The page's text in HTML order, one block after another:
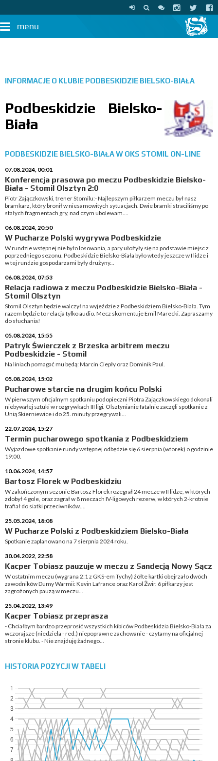
menu
INFORMACJE O KLUBIE PODBESKIDZIE BIELSKO-BIAŁA
Podbeskidzie Bielsko-
Biała
PODBESKIDZIE BIELSKO-BIAŁA W OKS STOMIL ON-LINE
07.08.2024, 00:01
Konferencja prasowa po meczu Podbeskidzie Bielsko-
Biała - Stomil Olsztyn 2:0
Piotr Zajączkowski, trener Stomilu:- Najlepszym piłkarzem meczu był nasz
bramkarz, który bronił w niesamowitych sytuacjach. Dwie bramki straciliśmy po
stałych fragmentach gry, nad czym ubolewam....
06.08.2024, 20:50
W Pucharze Polski wygrywa Podbeskidzie
W rundzie wstępnej nie było losowania, a pary ułożyły się na podstawie miejsc z
poprzedniego sezonu. Podbeskidzie Bielsko-Biała było wtedy jeszcze w I lidze i
w tej rundzie gospodarzami były drużyny...
06.08.2024, 07:53
Relacja radiowa z meczu Podbeskidzie Bielsko-Biała -
Stomil Olsztyn
Stomil Olsztyn będzie walczył na wyjeździe z Podbeskidziem Bielsko-Biała. Tym
razem będzie to relacja tylko audio. Mecz skomentuje Emil Marecki. Zapraszamy
do słuchania!
05.08.2024, 15:55
Patryk Świerczek z Brzeska arbitrem meczu
Podbeskidzie - Stomil
Na liniach pomagać mu będą: Marcin Ciepły oraz Dominik Paul.
05.08.2024, 15:02
Pucharowe starcie na drugim końcu Polski
W pierwszym oficjalnym spotkaniu podopieczni Piotra Zajączkowskiego dokonali
niebywałej sztuki w rozgrywkach III ligi. Olsztynianie fatalnie zaczęli spotkanie z
Unią Skierniewice i do 25. minuty przegrywali...
22.07.2024, 15:27
Termin pucharowego spotkania z Podbeskidziem
Wyjazdowe spotkanie rundy wstępnej odbędzie się 6 sierpnia (wtorek) o godzinie
19:00.
10.06.2024, 14:57
Bartosz Florek w Podbeskidziu
W zakończonym sezonie Bartosz Florek rozegrał 24 mecze w II lidze, w których
zdobył 4 gole, oraz zagrał w 8 meczach IV-ligowych rezerw, w których 2-krotnie
trafiał do siatki przeciwników....
25.05.2024, 18:08
W Pucharze Polski z Podbeskidziem Bielsko-Biała
Spotkanie zaplanowano na 7 sierpnia 2024 roku.
30.04.2022, 22:58
Kacper Tobiasz pauzuje w meczu z Sandecją Nowy Sącz
W ostatnim meczu (wygrana 2:1 z GKS-em Tychy) żółte kartki obejrzało dwóch
zawodników Dumy Warmii: Kevin Lafrance oraz Karol Żwir. 6 piłkarzy jest
zagrożonych pauzą w meczu...
25.04.2022, 13:49
Kacper Tobiasz przeprasza
- Chciałbym bardzo przeprosić wszystkich kibiców Podbeskidzia Bielsko-Biała za
wczorajsze (niedziela - red.) niepoprawne zachowanie - czytamy na oficjalnej
stronie klubu. - Nie znajduję żadnego...
HISTORIA POZYCJI W TABELI
1
2
3
4
5
6
7